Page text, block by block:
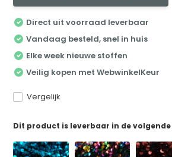
Direct uit voorraad leverbaar
Vandaag besteld, snel in huis
Elke week nieuwe stoffen
Veilig kopen met WebwinkelKeur
Vergelijk
Dit product is leverbaar in de